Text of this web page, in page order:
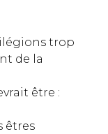
trop
de la
être :
êtres